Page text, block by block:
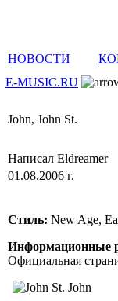
НОВОСТИ
E-MUSIC.RU
John, John St.
Написал Eldreamer
01.08.2006 г.
Стиль: New Age,
Информационные
Официальная